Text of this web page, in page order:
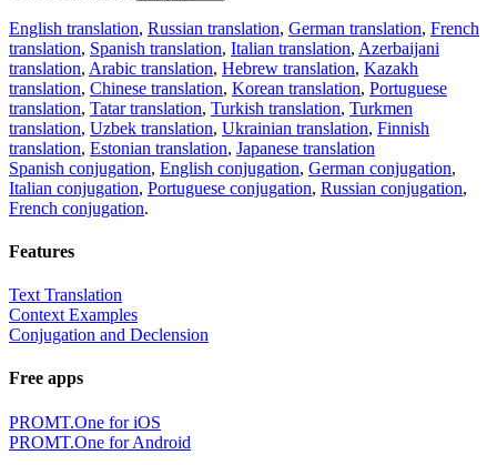
English translation, Russian translation, German translation, French
translation, Spanish translation, Italian translation, Azerbaijani
translation, Arabic translation, Hebrew translation, Kazakh
translation, Chinese translation, Korean translation, Portuguese
translation, Tatar translation, Turkish translation, Turkmen
translation, Uzbek translation, Ukrainian translation, Finnish
translation, Estonian translation, Japanese translation
Spanish conjugation, English conjugation, German conjugation,
Italian conjugation, Portuguese conjugation, Russian conjugation,
French conjugation.
Features
Text Translation
Context Examples
Conjugation and Declension
Free apps
PROMT.One for iOS
PROMT.One for Android